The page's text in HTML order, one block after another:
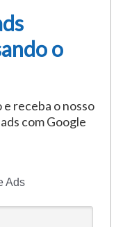
o
e receba o nosso
com Google